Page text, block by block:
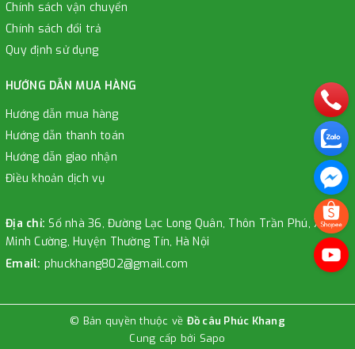
Chính sách vận chuyển
Chính sách đổi trả
Quy định sử dụng
HƯỚNG DẪN MUA HÀNG
Hướng dẫn mua hàng
Hướng dẫn thanh toán
Hướng dẫn giao nhận
Điều khoản dịch vụ
Địa chỉ: Số nhà 36, Đường Lạc Long Quân, Thôn Trần Phú, Xã
Minh Cường, Huyện Thường Tín, Hà Nội
Email: phuckhang802@gmail.com
© Bản quyền thuộc về Đồ câu Phúc Khang
Cung cấp bởi Sapo